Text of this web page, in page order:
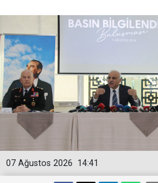
14:41
07 Ağustos 2026